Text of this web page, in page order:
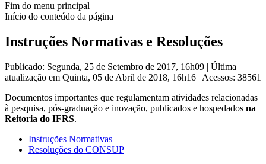
Fim do menu principal
Início do conteúdo da página
Instruções Normativas e Resoluções
Publicado: Segunda, 25 de Setembro de 2017, 16h09 | Última
atualização em Quinta, 05 de Abril de 2018, 16h16 | Acessos: 38561
Documentos importantes que regulamentam atividades relacionadas
à pesquisa, pós-graduação e inovação, publicados e hospedados na
Reitoria do IFRS.
Instruções Normativas
Resoluções do CONSUP